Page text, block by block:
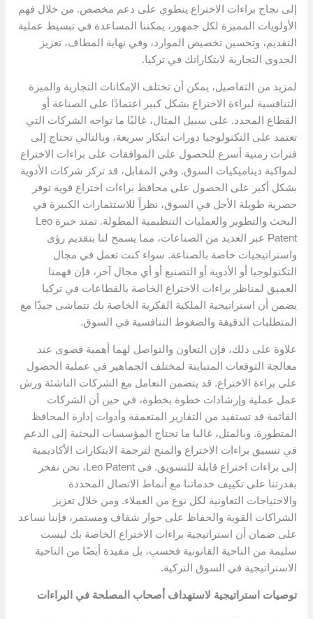
إلى نجاح براءات الاختراع ينطوي على دعم مخصص. من خلال فهم
الأولويات المميزة لكل جمهور، يمكننا المساعدة في تبسيط عملية
التقديم، وتحسين تخصيص الموارد، وفي نهاية المطاف، تعزيز
الجدوى التجارية لابتكاراتك في تركيا.
لمزيد من التفاصيل، يمكن أن تختلف الإمكانات التجارية والميزة
التنافسية لبراءة الاختراع بشكل كبير اعتمادًا على الصناعة أو
القطاع المحدد. على سبيل المثال، غالبًا ما تواجه الشركات التي
تعتمد على التكنولوجيا دورات ابتكار سريعة، وبالتالي تحتاج إلى
فترات زمنية أسرع للحصول على الموافقات على براءات الاختراع
لمواكبة ديناميكيات السوق. وفي المقابل، قد تركز شركات الأدوية
بشكل أكبر على الحصول على محافظ براءات اختراع قوية توفر
حصرية طويلة الأجل في السوق، نظراً للاستثمارات الكبيرة في
البحث والتطوير والعمليات التنظيمية المطولة. تمتد خبرة Leo
Patent عبر العديد من الصناعات، مما يسمح لنا بتقديم رؤى
واستراتيجيات خاصة بالصناعة. سواء كنت تعمل في مجال
التكنولوجيا أو الأدوية أو التصنيع أو أي مجال آخر، فإن فهمنا
العميق لمناظر براءات الاختراع الخاصة بالقطاعات في تركيا
يضمن أن استراتيجية الملكية الفكرية الخاصة بك تتماشى جيدًا مع
المتطلبات الدقيقة والضغوط التنافسية في السوق.
علاوة على ذلك، فإن التعاون والتواصل لهما أهمية قصوى عند
معالجة التوقعات المتباينة لمختلف الجماهير في عملية الحصول
على براءة الاختراع. قد يتضمن التعامل مع الشركات الناشئة ورش
عمل عملية وإرشادات خطوة بخطوة، في حين أن الشركات
القائمة قد تستفيد من التقارير المتعمقة وأدوات إدارة المحافظ
المتطورة. وبالمثل، غالبا ما تحتاج المؤسسات البحثية إلى الدعم
في تنسيق براءات الاختراع والمنح لترجمة الابتكارات الأكاديمية
إلى براءات اختراع قابلة للتسويق. في Leo Patent، نحن نفخر
بقدرتنا على تكييف خدماتنا مع أنماط الاتصال المحددة
والاحتياجات التعاونية لكل نوع من العملاء. ومن خلال تعزيز
الشراكات القوية والحفاظ على حوار شفاف ومستمر، فإننا نساعد
على ضمان أن استراتيجية براءات الاختراع الخاصة بك ليست
سليمة من الناحية القانونية فحسب، بل مفيدة أيضًا من الناحية
الاستراتيجية في السوق التركية.
توصيات استراتيجية لاستهداف أصحاب المصلحة في البراءات